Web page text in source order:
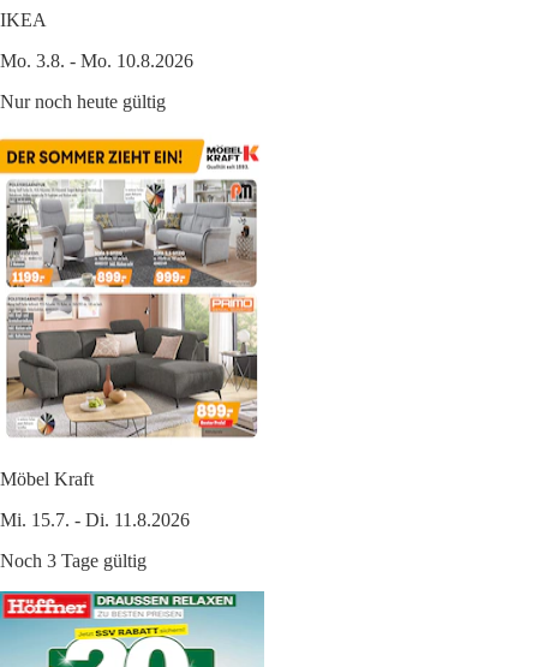
IKEA
Mo. 3.8. - Mo. 10.8.2026
Nur noch heute gültig
Möbel Kraft
Mi. 15.7. - Di. 11.8.2026
Noch 3 Tage gültig